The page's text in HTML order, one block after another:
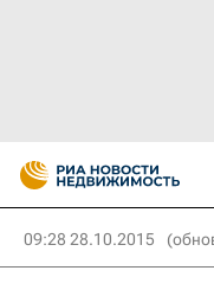
09:28 28.10.2015